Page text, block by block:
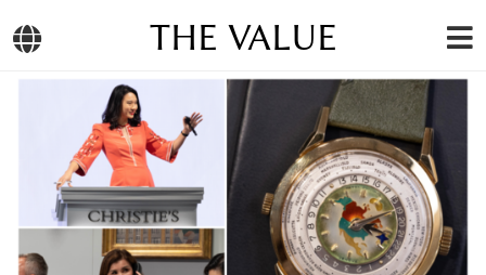
THE VALUE